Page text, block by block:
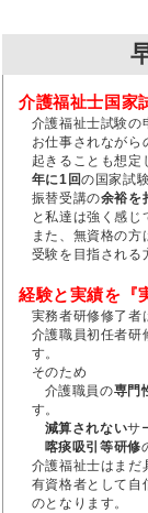
介護福祉士国家
介護福祉士試験の
お仕事されながら
起きることも想定
年に1回の国家試
振替受講の余裕を
と私達は強く感じ
また、無資格の方
受験を目指される
経験と実績を『
実務者研修修了者
介護職員初任者研
す。
そのため
介護職員の専門
す。
減算されないサ
喀痰吸引等研修
介護福祉士はまだ
有資格者として自
のとなります。